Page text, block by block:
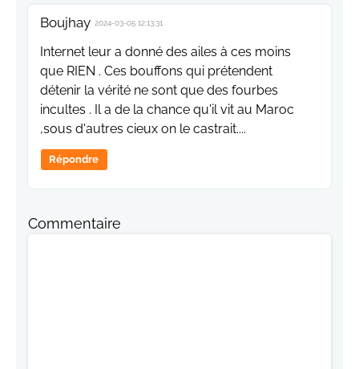
Boujhay 2024-03-05 12:13:31
Internet leur a donné des ailes à ces moins
que RIEN . Ces bouffons qui prétendent
détenir la vérité ne sont que des fourbes
incultes . Il a de la chance qu'il vit au Maroc
,sous d'autres cieux on le castrait....
Répondre
Commentaire